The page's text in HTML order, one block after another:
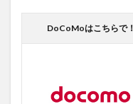
DoCoMoはこちらで！